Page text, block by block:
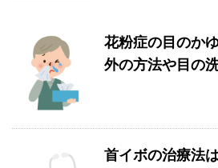
花粉症の目のか
外の方法や目の
首イボの治療法